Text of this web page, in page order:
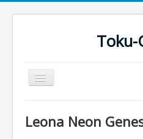
Toku-
Basculer
la
Toku-Actrices
Leona Neon